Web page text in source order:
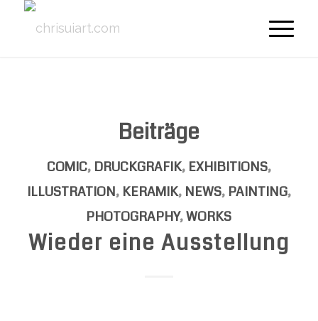
Beiträge
COMIC, DRUCKGRAFIK, EXHIBITIONS,
ILLUSTRATION, KERAMIK, NEWS, PAINTING,
PHOTOGRAPHY,WORKS
Wieder eine Ausstellung